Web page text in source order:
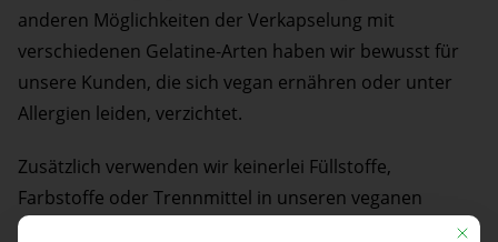
anderen Möglichkeiten der Verkapselung mit
verschiedenen Gelatine-Arten haben wir bewusst für
unsere Kunden, die sich vegan ernähren oder unter
Allergien leiden, verzichtet.
Zusätzlich verwenden wir keinerlei Füllstoffe,
Farbstoffe oder Trennmittel in unseren veganen
Kapseln.
Mit